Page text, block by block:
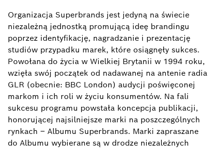
Organizacja Superbrands jest jedyną na świecie
niezależną jednostką promującą ideę brandingu
poprzez identyfikację, nagradzanie i prezentację
studiów przypadku marek, które osiągnęły sukces.
Powołana do życia w Wielkiej Brytanii w 1994 roku,
wzięła swój początek od nadawanej na antenie radia
GLR (obecnie: BBC London) audycji poświęconej
markom i ich roli w życiu konsumentów. Na fali
sukcesu programu powstała koncepcja publikacji,
honorującej najsilniejsze marki na poszczególnych
rynkach – Albumu Superbrands. Marki zapraszane
do Albumu wybierane są w drodze niezależnych